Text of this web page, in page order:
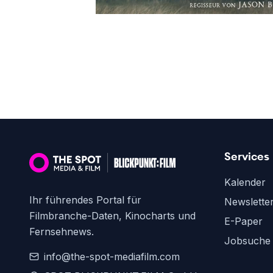
Ihr führendes Portal für
Filmbranche-Daten, Kinocharts und
Fernsehnews.
info@the-spot-mediafilm.com
Services
Kalender
E-Paper
Jobsuche